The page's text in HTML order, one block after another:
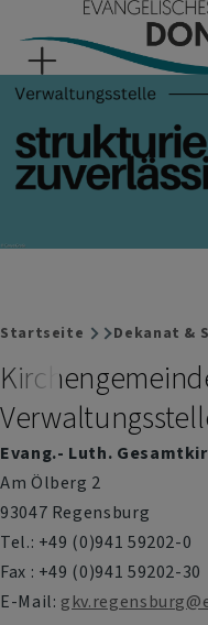
Direkt zum Inhalt
Evangelisches
Breadcrumb
Startseite Dekanat &
Evang.- Luth.
Am Ölberg 2
93047 Regensburg
Tel.: +49 (0)941 59202-0
Fax : +49 (0)941 59202-30
E-Mail: